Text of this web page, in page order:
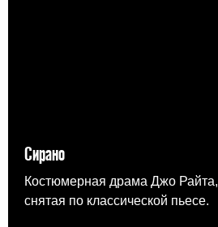
Сирано
Костюмерная драма Джо Райта,
снятая по классической пьесе.